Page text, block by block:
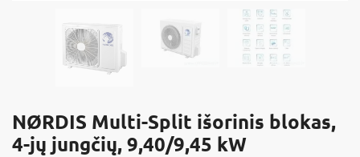
NØRDIS Multi-Split išorinis blokas,
4-jų jungčių, 9,40/9,45 kW